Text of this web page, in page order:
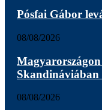
Pósfai Gábor
08/08/2026
Skandináviában
08/08/2026